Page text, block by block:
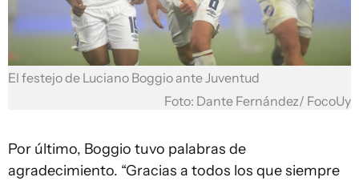
El festejo de Luciano Boggio ante Juventud
Foto: Dante Fernández/ FocoUy
Por último, Boggio tuvo palabras de
agradecimiento. “Gracias a todos los que siempre